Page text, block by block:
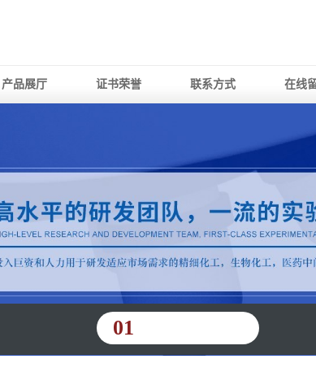
产品展厅 证书荣誉 联系方式 在线
01